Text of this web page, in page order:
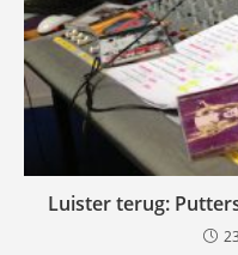
Luister terug: